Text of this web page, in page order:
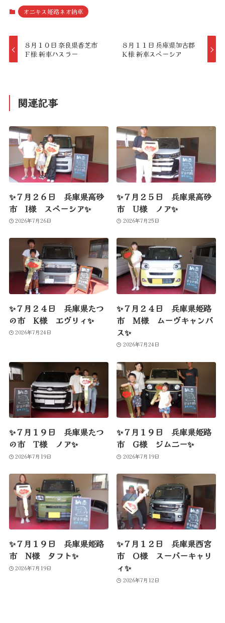
オニキス姫路ネオ納車
８月１０日 奈良県香芝市
Ｆ様 新車ハスラー
８月１１日 兵庫県加古郡
Ｋ様 新車スペーシア
関連記事
✨７月２６日 兵庫県高砂
市 I様 スペーシア✨
2026年7月26日
✨７月２５日 兵庫県高砂
市 U様 ノア✨
2026年7月25日
✨７月２４日 兵庫県たつ
の市 K様 エヴリィ✨
2026年7月24日
✨７月２４日 兵庫県姫路
市 M様 ムーヴキャンバ
ス✨
2026年7月24日
✨７月１９日 兵庫県たつ
の市 T様 ノア✨
2026年7月19日
✨７月１９日 兵庫県姫路
市 G様 ジムニー✨
2026年7月19日
✨７月１９日 兵庫県姫路
市 N様 タフト✨
2026年7月19日
✨７月１２日 兵庫県西宮
市 O様 スーパーキャリ
ィ✨
2026年7月12日